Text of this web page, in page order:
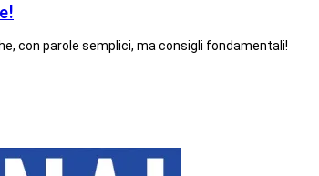
con parole semplici, ma consigli fondamentali!